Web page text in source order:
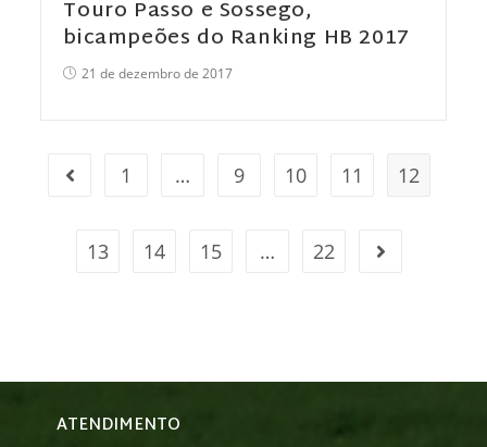
Touro Passo e Sossego,
bicampeões do Ranking HB 2017
21 de dezembro de 2017
1 … 9 10 11 12
13 14 15 … 22
ATENDIMENTO